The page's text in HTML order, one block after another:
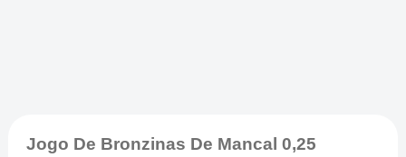
Jogo De Bronzinas De Mancal 0,25